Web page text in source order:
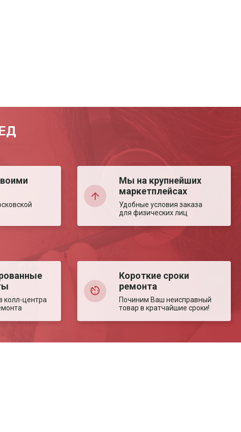
Мы на крупнейших
маркетплейсах
Удобные условия заказа
для физических лиц
колл-центра
Короткие сроки
ремонта
Починим Ваш неисправный
товар в кратчайшие сроки!